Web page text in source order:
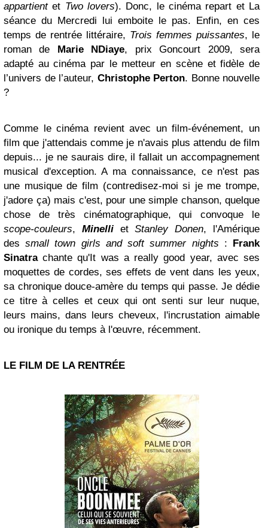
appartientet Two lovers). Donc, le cinéma repart et La
séance du Mercredi lui emboite le pas. Enfin, en ces
temps de rentrée littéraire, Trois femmes puissantes, le
roman de Marie NDiaye, prix Goncourt 2009, sera
adapté au cinéma par le metteur en scène et fidèle de
l’univers de l’auteur, Christophe Perton. Bonne nouvelle
?
Comme le cinéma revient avec un film-événement, un
film que j'attendais comme je n'avais plus attendu de film
depuis... je ne saurais dire, il fallait un accompagnement
musical d'exception. A ma connaissance, ce n'est pas
une musique de film (contredisez-moi si je me trompe,
j'adore ça) mais c'est, pour une simple chanson, quelque
chose de très cinématographique, qui convoque le
scope-couleurs, Minelli etStanley Donen, l'Amérique
dessmall town girls and soft summer nights : Frank
Sinatrachante qu'It was a really good year, avec ses
moquettes de cordes, ses effets de vent dans les yeux,
sa chronique douce-amère du temps qui passe. Je dédie
ce titre à celles et ceux qui ont senti sur leur nuque,
leurs mains, dans leurs cheveux, l'incrustation aimable
ou ironique du temps à l'œuvre, récemment.
LE FILM DE LA RENTRÉE